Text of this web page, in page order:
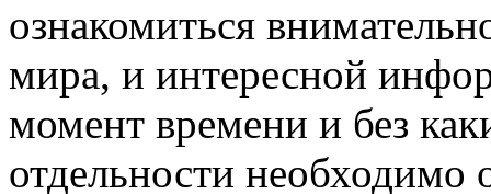
ознакомиться
мира, и интересной
момент времени и без
отдельности необходимо